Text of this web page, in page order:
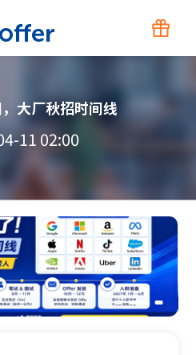
大厂秋招时间线
11 02:00